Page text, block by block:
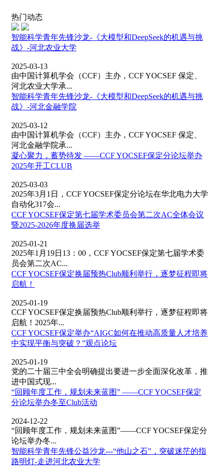
热门动态
智能科学青年先锋沙龙-《大模型和DeepSeek的机遇与挑
战》-河北农业大学
2025-03-13
由中国计算机学会（CCF）主办，CCF YOCSEF 保定、
河北农业大学承...
智能科学青年先锋沙龙-《大模型和DeepSeek的机遇与挑
战》-河北金融学院
2025-03-12
由中国计算机学会（CCF）主办，CCF YOCSEF 保定、
河北金融学院承...
凝心聚力，蓄势待发 ——CCF YOCSEF保定分论坛举办
2025年开工CLUB
2025-03-03
2025年3月1日，CCF YOCSEF保定分论坛在华北电力大学
自动化317会...
CCF YOCSEF保定第七届学术委员会第二次AC全体会议
暨2025-2026年度换届选举
2025-01-21
2025年1月19日13：00，CCF YOCSEF保定第七届学术委
员会第二次AC...
CCF YOCSEF保定换届预热Club顺利举行，逐梦征程即将
启航！
2025-01-19
CCF YOCSEF保定换届预热Club顺利举行，逐梦征程即将
启航！2025年...
CCF YOCSEF保定举办“AIGC如何在推动高质量人才培养
中实现平衡与突破？”观点论坛
2025-01-19
党的二十届三中全会明确提出要进一步全面深化改革，推
进中国式现...
“回顾年度工作，规划未来蓝图” ——CCF YOCSEF保定
分论坛举办冬至Club活动
2024-12-22
“回顾年度工作，规划未来蓝图”——CCF YOCSEF保定分
论坛举办冬...
智能科学青年先锋公益沙龙---“他山之石”，突破迷茫的指
路明灯-走进河北农业大学